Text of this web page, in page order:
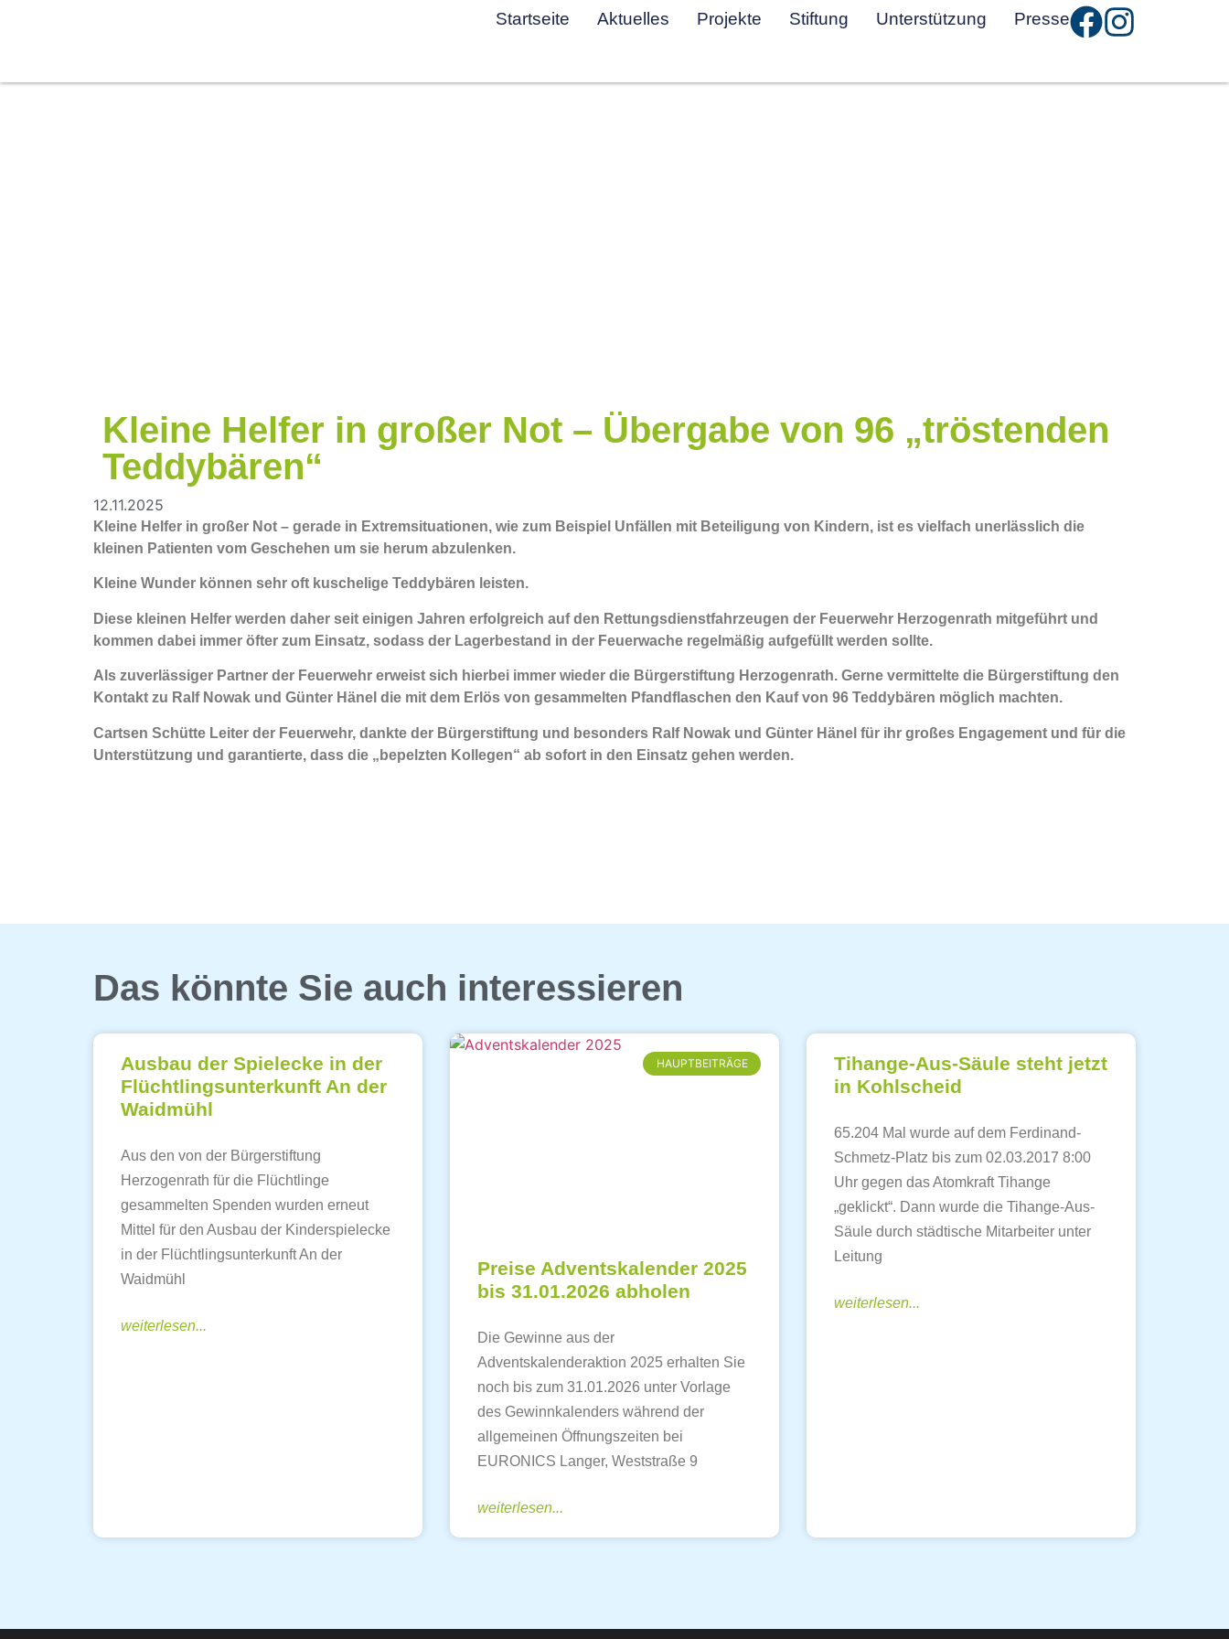
Startseite Aktuelles Projekte Stiftung Unterstützung Presse
Kleine Helfer in großer Not – Übergabe von 96 „tröstenden
Teddybären“
12.11.2025
Kleine Helfer in großer Not – gerade in Extremsituationen, wie zum Beispiel Unfällen mit Beteiligung von Kindern, ist es vielfach unerlässlich die
kleinen Patienten vom Geschehen um sie herum abzulenken.
Kleine Wunder können sehr oft kuschelige Teddybären leisten.
Diese kleinen Helfer werden daher seit einigen Jahren erfolgreich auf den Rettungsdienstfahrzeugen der Feuerwehr Herzogenrath mitgeführt und
kommen dabei immer öfter zum Einsatz, sodass der Lagerbestand in der Feuerwache regelmäßig aufgefüllt werden sollte.
Als zuverlässiger Partner der Feuerwehr erweist sich hierbei immer wieder die Bürgerstiftung Herzogenrath. Gerne vermittelte die Bürgerstiftung den
Kontakt zu Ralf Nowak und Günter Hänel die mit dem Erlös von gesammelten Pfandflaschen den Kauf von 96 Teddybären möglich machten.
Cartsen Schütte Leiter der Feuerwehr, dankte der Bürgerstiftung und besonders Ralf Nowak und Günter Hänel für ihr großes Engagement und für die
Unterstützung und garantierte, dass die „bepelzten Kollegen“ ab sofort in den Einsatz gehen werden.
Das könnte Sie auch interessieren
Ausbau der Spielecke in der
Flüchtlingsunterkunft An der
Waidmühl
Aus den von der Bürgerstiftung
Herzogenrath für die Flüchtlinge
gesammelten Spenden wurden erneut
Mittel für den Ausbau der Kinderspielecke
in der Flüchtlingsunterkunft An der
Waidmühl
weiterlesen...
HAUPTBEITRÄGE
Preise Adventskalender 2025
bis 31.01.2026 abholen
Die Gewinne aus der
Adventskalenderaktion 2025 erhalten Sie
noch bis zum 31.01.2026 unter Vorlage
des Gewinnkalenders während der
allgemeinen Öffnungszeiten bei
EURONICS Langer, Weststraße 9
weiterlesen...
Tihange-Aus-Säule steht jetzt
in Kohlscheid
65.204 Mal wurde auf dem Ferdinand-
Schmetz-Platz bis zum 02.03.2017 8:00
Uhr gegen das Atomkraft Tihange
„geklickt“. Dann wurde die Tihange-Aus-
Säule durch städtische Mitarbeiter unter
Leitung
weiterlesen...